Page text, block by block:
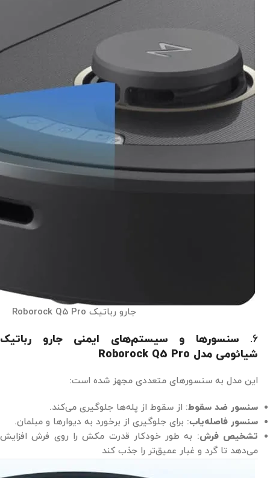
جارو رباتیک Roborock Q5 Pro
6.
سنسورها و سیستم‌های ایمنی جارو رباتیک
شیائومی مدل Roborock Q5 Pro
این مدل به سنسورهای متعددی مجهز شده است:
سنسور ضد سقوط: از سقوط از پله‌ها جلوگیری می‌کند.
سنسور فاصله‌یاب: برای جلوگیری از برخورد به دیوارها و مبلمان.
تشخیص فرش: به طور خودکار قدرت مکش را روی فرش افزایش
می‌دهد تا گرد و غبار عمیق‌تر را جذب کند​